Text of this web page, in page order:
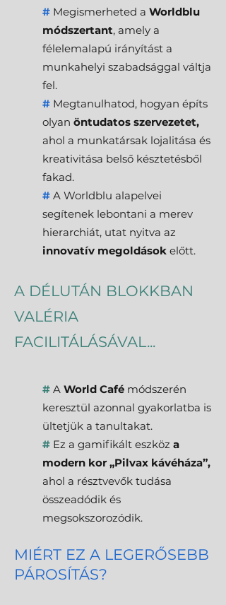
# Megismerheted a Worldblu
módszertant, amely a
félelemalapú irányítást a
munkahelyi szabadsággal váltja
fel.
# Megtanulhatod, hogyan építs
olyan öntudatos szervezetet,
ahol a munkatársak lojalitása és
kreativitása belső késztetésből
fakad.
# A Worldblu alapelvei
segítenek lebontani a merev
hierarchiát, utat nyitva az
innovatív megoldások előtt.
A DÉLUTÁN BLOKKBAN
VALÉRIA
FACILITÁLÁSÁVAL...
# A World Café módszerén
keresztül azonnal gyakorlatba is
ültetjük a tanultakat.
# Ez a gamifikált eszköz a
modern kor „Pilvax kávéháza”,
ahol a résztvevők tudása
összeadódik és
megsokszorozódik.
MIÉRT EZ A LEGERŐSEBB
PÁROSÍTÁS?